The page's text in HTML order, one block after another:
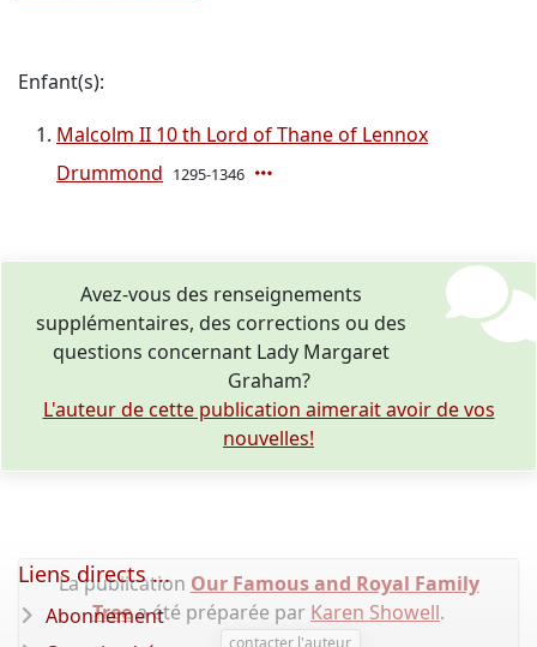
Enfant(s):
Malcolm II 10 th Lord of Thane of Lennox
Drummond 1295-1346
Avez-vous des renseignements
supplémentaires, des corrections ou des
questions concernant Lady Margaret
Graham?
L'auteur de cette publication aimerait avoir de vos
nouvelles!
La publication Our Famous and Royal Family
Treea été préparée par Karen Showell.
contacter l'auteur
Liens directs ...
Abonnement